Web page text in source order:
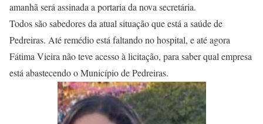
amanhã será assinada a portaria da nova secretária.
Todos são sabedores da atual situação que está a saúde de
Pedreiras. Até remédio está faltando no hospital, e até agora
Fátima Vieira não teve acesso à licitação, para saber qual empresa
está abastecendo o Município de Pedreiras.